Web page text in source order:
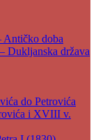
Antičko doba
Dukljanska država
do Petrovića
i XVIII v.